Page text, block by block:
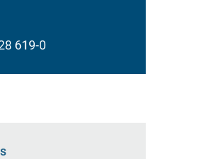
619-0